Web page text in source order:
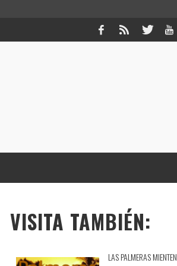
VISITA TAMBIÉN:
LAS PALMERAS MIENTEN